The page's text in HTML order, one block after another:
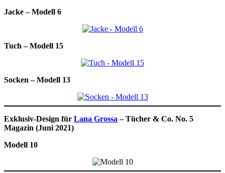
Jacke – Modell 6
Tuch – Modell 15
Socken – Modell 13
Exklusiv-Design für Lana Grossa– Tücher & Co. No. 5
Magazin (Juni 2021)
Modell 10